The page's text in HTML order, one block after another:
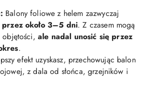
Balony foliowe z helem zazwyczaj
około 3–5 dni. Z czasem mogą
ale nadal unosić się przez
.
efekt uzyskasz, przechowując balon
z dala od słońca, grzejników i